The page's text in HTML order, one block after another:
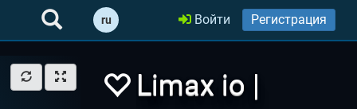
ru Войти Регистрация
Limax io |